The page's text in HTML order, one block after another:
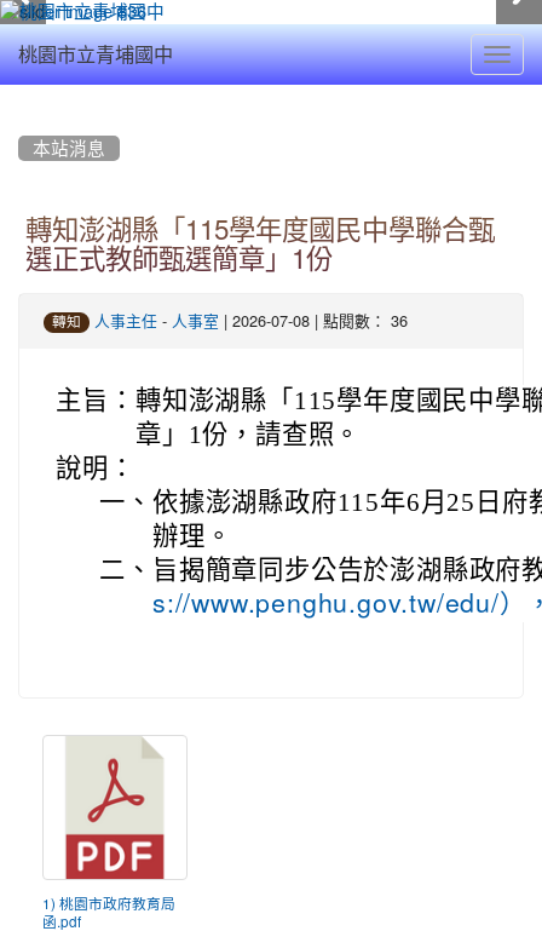
桃園市立青埔國中
本站消息
轉知澎湖縣「115學年度國民中學聯合甄
選正式教師甄選簡章」1份
轉知 人事主任 - 人事室 | 2026-07-08 | 點閱數： 36
主旨： 轉知澎湖縣「115學年度國民中學
章」1份，請查照。
說明：
一、 依據澎湖縣政府115年6月25日府
辦理。
二、 旨揭簡章同步公告於澎湖縣政府
s://www.penghu.gov.tw/edu/）
1) 桃園市政府教育局
函.pdf